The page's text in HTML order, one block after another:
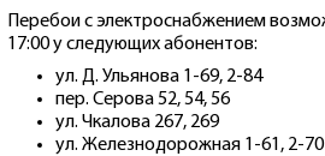
Перебои с электроснабжением
17:00 у следующих абонентов:
ул. Д. Ульянова 1-69, 2-84
пер. Серова 52, 54, 56
ул. Чкалова 267, 269
ул. Железнодорожная 1-61, 2-70